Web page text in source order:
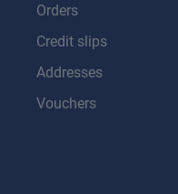
Orders
Credit slips
Addresses
Vouchers